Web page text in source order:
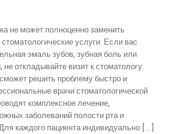
не может полноценно заменить
услуги. Если вас
эмаль зубов, зубная боль или
откладывайте визит к стоматологу.
решить проблему быстро и
врачи стоматологической
комплексное лечение,
заболеваний полости рта и
каждого пациента индивидуально […]